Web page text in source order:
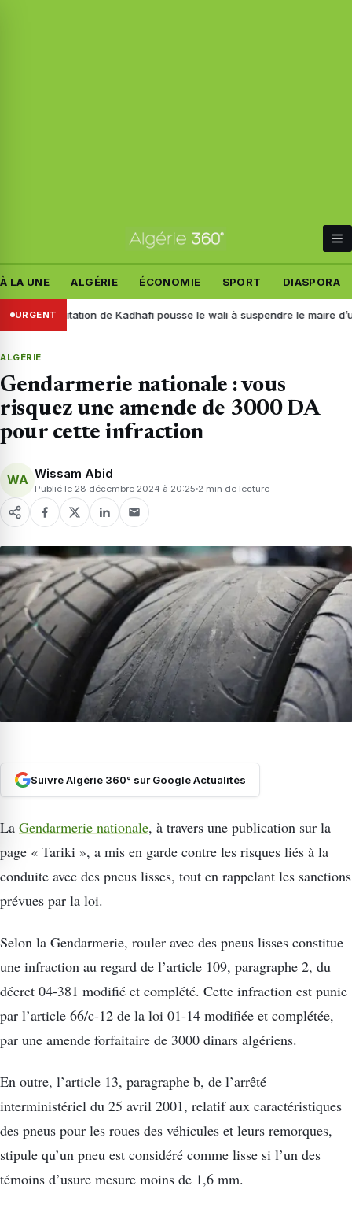
À LA UNE ALGÉRIE ÉCONOMIE SPORT DIASPORA
URGENT
citation de Kadhafi pousse le wali à suspendre le maire d’une
ALGÉRIE
Gendarmerie nationale : vous
risquez une amende de 3000 DA
pour cette infraction
WA Wissam Abid
Publié le 28 décembre 2024 à 20:25 2 min de lecture
Suivre Algérie 360° sur Google Actualités
La Gendarmerie nationale, à travers une publication sur la
page « Tariki », a mis en garde contre les risques liés à la
conduite avec des pneus lisses, tout en rappelant les sanctions
prévues par la loi.
Selon la Gendarmerie, rouler avec des pneus lisses constitue
une infraction au regard de l’article 109, paragraphe 2, du
décret 04-381 modifié et complété. Cette infraction est punie
par l’article 66/c-12 de la loi 01-14 modifiée et complétée,
par une amende forfaitaire de 3000 dinars algériens.
En outre, l’article 13, paragraphe b, de l’arrêté
interministériel du 25 avril 2001, relatif aux caractéristiques
des pneus pour les roues des véhicules et leurs remorques,
stipule qu’un pneu est considéré comme lisse si l’un des
témoins d’usure mesure moins de 1,6 mm.